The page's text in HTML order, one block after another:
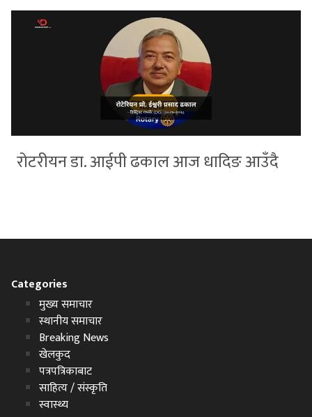
रोटरीयन डा. आईपी ढकाल आज धादिङ आउँदै
Categories
मुख्य समाचार
स्थानीय समाचार
Breaking News
खेलकुद
पत्रपत्रिकाबाट
साहित्य / संस्कृति
स्वास्थ्य